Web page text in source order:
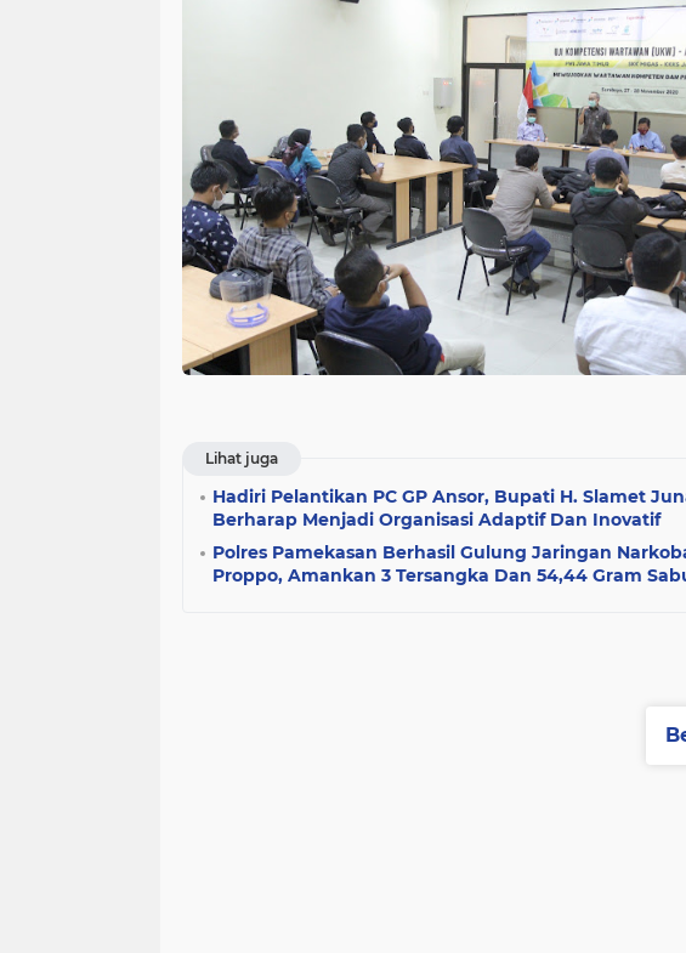
Lihat juga
Hadiri Pelantikan PC GP Ansor, Bupati H. Slamet
Berharap Menjadi Organisasi Adaptif Dan Inovatif
Polres Pamekasan Berhasil Gulung Jaringan
Proppo, Amankan 3 Tersangka Dan 54,44 Gram